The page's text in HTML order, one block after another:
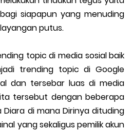
siapapun yang menuding
putus.
topic di media sosial baik
trending topic di Google
dan tersebar luas di media
tersebut dengan beberapa
di mana Dirinya dituding
yang sekaligus pemilik akun